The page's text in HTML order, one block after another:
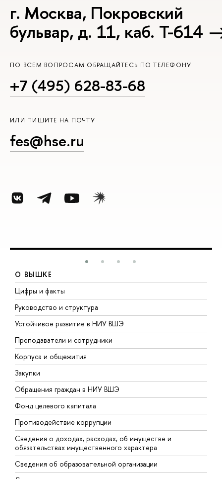
г. Москва, Покровский
бульвар, д. 11, каб. Т-614
ПО ВСЕМ ВОПРОСАМ ОБРАЩАЙТЕСЬ ПО ТЕЛЕФОНУ
+7 (495) 628-83-68
ИЛИ ПИШИТЕ НА ПОЧТУ
fes@hse.ru
О ВЫШКЕ
Цифры и факты
Руководство и структура
Устойчивое развитие в НИУ ВШЭ
Преподаватели и сотрудники
Корпуса и общежития
Закупки
Обращения граждан в НИУ ВШЭ
Фонд целевого капитала
Противодействие коррупции
Сведения о доходах, расходах, об имуществе и
обязательствах имущественного характера
Сведения об образовательной организации